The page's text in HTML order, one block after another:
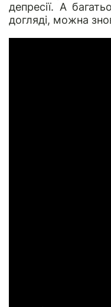
депресії. А
догляді, можна